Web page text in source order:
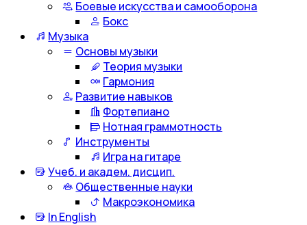
Боевые искусства и самооборона
Бокс
Музыка
Основы музыки
Теория музыки
Гармония
Развитие навыков
Фортепиано
Нотная граммотность
Инструменты
Игра на гитаре
Учеб. и академ. дисцип.
Общественные науки
Макроэкономика
In English